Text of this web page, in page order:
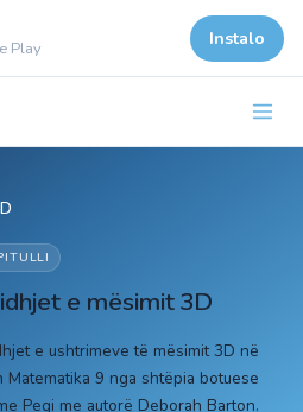
Play Instalo
e mësimit 3D
e ushtrimeve të mësimit 3D në
Matematika 9 nga shtëpia botuese
Pegi me autorë Deborah Barton.